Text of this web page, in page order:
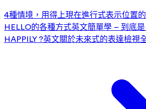
4種情境，用得上現在進行式表示位置
HELLO的各種方式英文簡單學 – 到底
HAPPILY ?英文關於未來式的表達檢視